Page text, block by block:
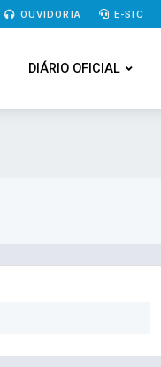
OUVIDORIA E-SIC
DIÁRIO OFICIAL